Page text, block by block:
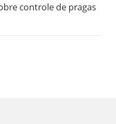
controle de pragas